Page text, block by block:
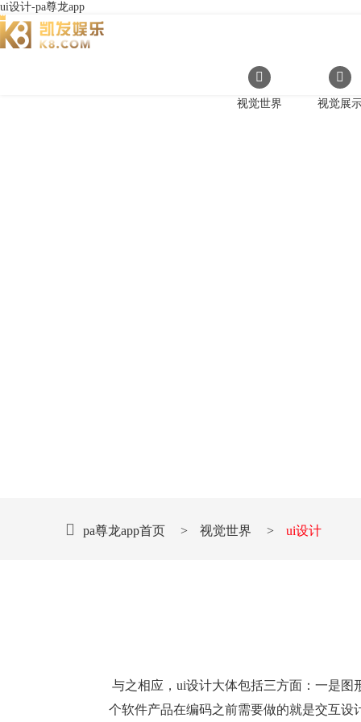
ui设计-pa尊龙app
视觉世界 视觉展
pa尊龙app首页 > 视觉世界 > ui设计
与之相应，ui设计大体包括三方面：一是
个软件产品在编码之前需要做的就是交互设